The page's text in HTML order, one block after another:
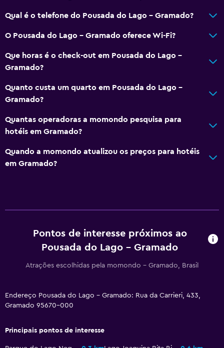
Mídia e entretenimento
TV de tela plana
Quarto
Arara para roupas
Lavanderia
Quartos familiares
Qual é o telefone do Pousada do Lago - Gramado?
O Pousada do Lago - Gramado oferece Wi-Fi?
Que horas é o check-out em Pousada do Lago -
Gramado?
Quanto custa um quarto em Pousada do Lago -
Gramado?
Quantas operadoras a momondo pesquisa para
hotéis em Gramado?
Quando a momondo atualizou os preços para hotéis
em Gramado?
Pontos de interesse próximos ao
Pousada do Lago - Gramado
Atrações escolhidas pela momondo - Gramado, Brasil
Endereço Pousada do Lago - Gramado: Rua da Carrieri, 433,
Gramado 95670-000
Principais pontos de interesse